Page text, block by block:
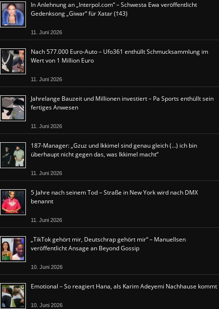
In Anlehnung an „Interpol.com“ – Schwesta Ewa veröffentlicht
Gedenksong „Giwar“ für Xatar (†43)
11. Juni 2026
Nach 577.000 Euro-Auto – Ufo361 enthüllt Schmucksammlung im
Wert von 1 Million Euro
11. Juni 2026
Jahrelange Bauzeit und Millionen investiert – Pa Sports enthüllt sein
fertiges Anwesen
11. Juni 2026
187-Manager: „Gzuz und Ikkimel sind genau gleich (…) ich bin
überhaupt nicht gegen das, was Ikkimel macht“
11. Juni 2026
5 Jahre nach seinem Tod – Straße in New York wird nach DMX
benannt
11. Juni 2026
„TikTok gehört mir, Deutschrap gehört mir“ – Manuellsen
veröffentlicht Ansage an Beyond Gossip
10. Juni 2026
Emotional – So reagiert Hana, als Karim Adeyemi Nachhause kommt
10. Juni 2026